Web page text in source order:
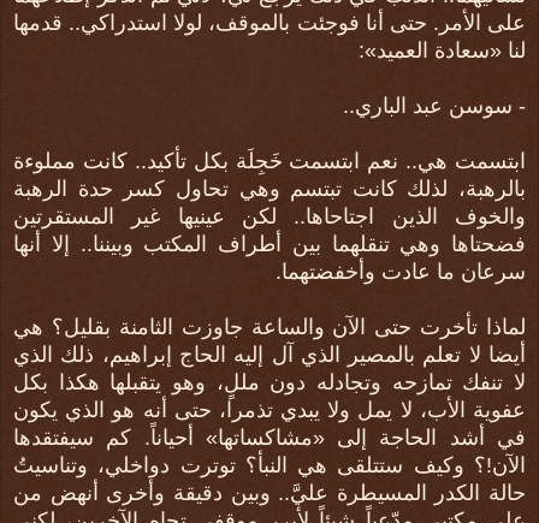
على الأمر. حتى أنا فوجئت بالموقف، لولا استدراكي.. قدمها
لنا «سعادة العميد»:
- سوسن عبد الباري..
ابتسمت هي.. نعم ابتسمت خَجِلَة بكل تأكيد.. كانت مملوءة
بالرهبة، لذلك كانت تبتسم وهي تحاول كسر حدة الرهبة
والخوف الذين اجتاحاها.. لكن عينيها غير المستقرتين
فضحتاها وهي تنقلهما بين أطراف المكتب وبيننا.. إلا أنها
سرعان ما عادت وأخفضتهما.
لماذا تأخرت حتى الآن والساعة جاوزت الثامنة بقليل؟ هي
أيضا لا تعلم بالمصير الذي آل إليه الحاج إبراهيم، ذلك الذي
لا تنفك تمازحه وتجادله دون مللٍ، وهو يتقبلها هكذا بكل
عفوية الأب، لا يمل ولا يبدي تذمرا، حتى أنه هو الذي يكون
في أشد الحاجة إلى «مشاكساتها» أحياناً. كم سيفتقدها
الآن!؟ وكيف ستتلقى هي النبأ؟ توترت دواخلي، وتناسيتُ
حالة الكدر المسيطرة عليَّ.. وبين دقيقة وأخرى أنهض من